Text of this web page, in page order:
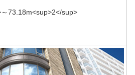
73.18m<sup>2</sup>